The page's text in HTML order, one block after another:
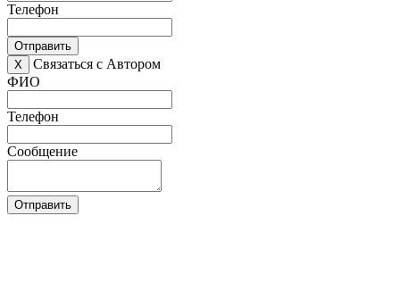
Телефон
Отправить
X
Связаться с Автором
ФИО
Телефон
Сообщение
Отправить